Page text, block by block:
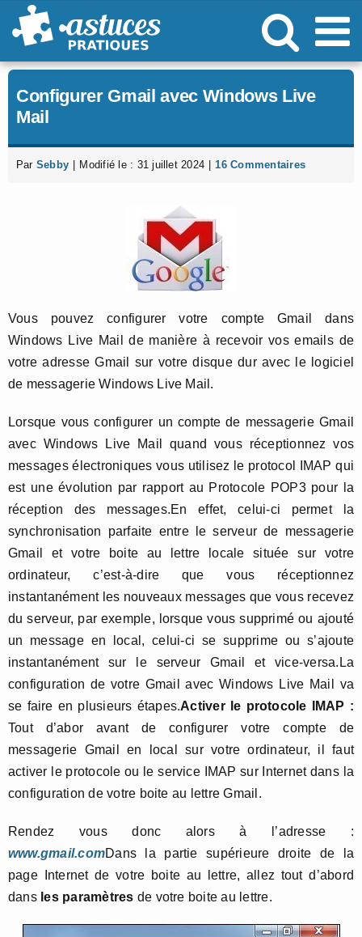
Passer
au
Configurer Gmail avec Windows Live
Mail
Par Sebby Modifié le : 31 juillet 2024 16 Commentaires
Vous pouvez configurer votre compte Gmail dans
Windows Live Mail de manière à recevoir vos emails de
votre adresse Gmail sur votre disque dur avec le logiciel
de messagerie Windows Live Mail.
Lorsque vous configurer un compte de messagerie Gmail
avec Windows Live Mail quand vous réceptionnez vos
messages électroniques vous utilisez le protocol IMAP qui
est une évolution par rapport au Protocole POP3 pour la
réception des messages.En effet, celui-ci permet la
synchronisation parfaite entre le serveur de messagerie
Gmail et votre boite au lettre locale située sur votre
ordinateur, c’est-à-dire que vous réceptionnez
instantanément les nouveaux messages que vous recevez
du serveur, par exemple, lorsque vous supprimé ou ajouté
un message en local, celui-ci se supprime ou s’ajoute
instantanément sur le serveur Gmail et vice-versa.La
configuration de votre Gmail avec Windows Live Mail va
se faire en plusieurs étapes.Activer le protocole IMAP :
Tout d’abor avant de configurer votre compte de
messagerie Gmail en local sur votre ordinateur, il faut
activer le protocole ou le service IMAP sur Internet dans la
configuration de votre boite au lettre Gmail.
Rendez vous donc alors à l’adresse :
www.gmail.comDans la partie supérieure droite de la
page Internet de votre boite au lettre, allez tout d’abord
dansles paramètres de votre boite au lettre.